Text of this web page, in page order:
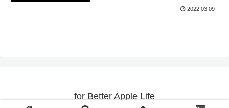
2022.03.09
for Better Apple Life